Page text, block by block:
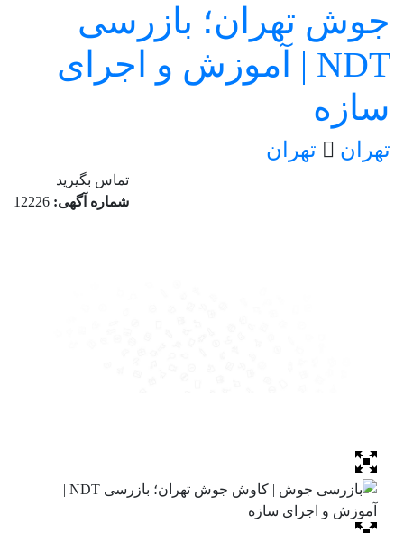
جوش تهران؛ بازرسی
NDT | آموزش و اجرای
سازه
تهران تهران
تماس بگیرید
شماره آگهی: 12226